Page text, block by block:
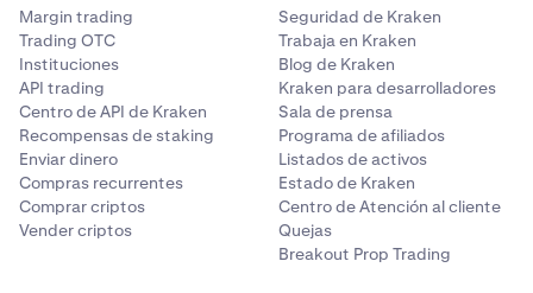
Margin trading
Trading OTC
Instituciones
API trading
Centro de API de Kraken
Recompensas de staking
Enviar dinero
Compras recurrentes
Comprar criptos
Vender criptos
Seguridad de Kraken
Trabaja en Kraken
Blog de Kraken
Kraken para desarrolladores
Sala de prensa
Programa de afiliados
Listados de activos
Estado de Kraken
Centro de Atención al cliente
Quejas
Breakout Prop Trading